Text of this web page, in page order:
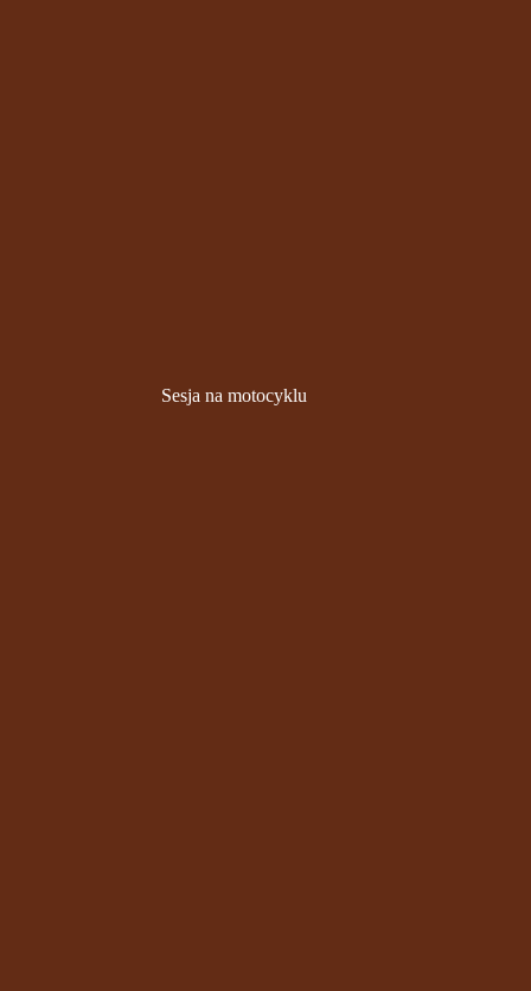
Sesja na motocyklu